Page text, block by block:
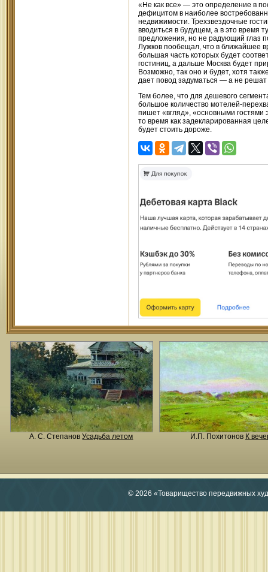
«Не как все» — это определение в
дефицитом в наиболее
недвижимости. Трехзвездочные
вводиться в будущем, а в это время
предложения, но не радующий глаз
Лужков пообещал, что в ближайшее
большая часть которых будет
гостиниц, а дальше Москва будет
Возможно, так оно и будет, хотя
дает повод задуматься — а не решат
Тем более, что для дешевого
большое количество мотелей-
пишет «вгляд», «основными гостями
то время как задекларированная
будет стоить дороже.
А. С. СтепановУсадьба летом И.П. Похитонов К
© 2026 «Товарищество передвижных